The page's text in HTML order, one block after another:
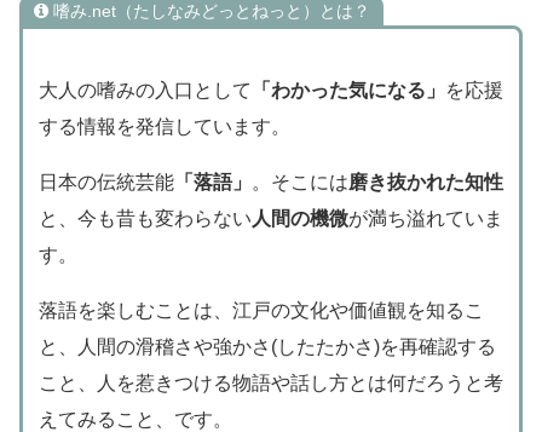
嗜み.net（たしなみどっとねっと）とは？
大人の嗜みの入口として 「わかった気になる」
を応援
する情報を発信しています。
日本の伝統芸能「落語」 。そこには磨き抜かれた知性
と、今も昔も変わらない人間の機微が満ち溢れていま
す。
落語を楽しむことは、江戸の文化や価値観を知るこ
と、人間の滑稽さや強かさ(したたかさ)を再確認する
こと、人を惹きつける物語や話し方とは何だろうと考
えてみること、です。